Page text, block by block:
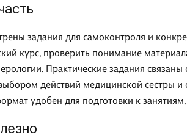
задания для самоконтроля и
курс, проверить понимание
Практические задания
действий медицинской сестры
удобен для подготовки к